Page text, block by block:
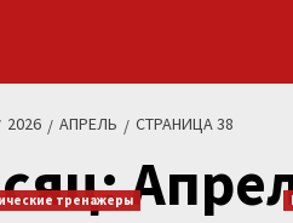
2026 АПРЕЛЬ СТРАНИЦА 38
тренажеры